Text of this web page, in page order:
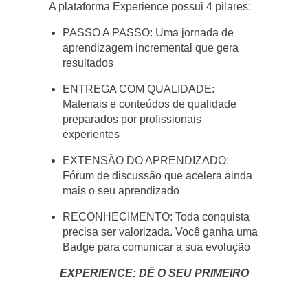
A plataforma Experience possui 4 pilares:
PASSO A PASSO: Uma jornada de
aprendizagem incremental que gera
resultados
ENTREGA COM QUALIDADE:
Materiais e conteúdos de qualidade
preparados por profissionais
experientes
EXTENSÃO DO APRENDIZADO:
Fórum de discussão que acelera ainda
mais o seu aprendizado
RECONHECIMENTO: Toda conquista
precisa ser valorizada. Você ganha uma
Badge para comunicar a sua evolução
EXPERIENCE: DÊ O SEU PRIMEIRO